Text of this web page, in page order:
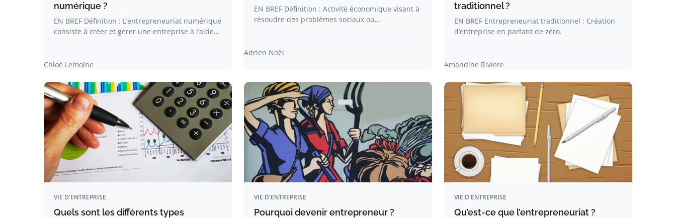
numérique ?
EN BREF Définition : L’entrepreneuriat numérique
consiste à créer et gérer une entreprise à l’aide…
Chloé Lemoine
EN BREF Définition : Activité économique visant à
résoudre des problèmes sociaux ou…
Adrien Noël
traditionnel ?
EN BREF Entrepreneuriat traditionnel : Création
d’entreprise en partant de zéro.
Amandine Riviere
VIE D'ENTREPRISE
Quels sont les différents types
VIE D'ENTREPRISE
Pourquoi devenir entrepreneur ?
VIE D'ENTREPRISE
Qu’est-ce que l’entrepreneuriat ?